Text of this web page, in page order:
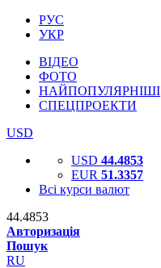
РУС
УКР
ВІДЕО
ФОТО
НАЙПОПУЛЯРНІШІ
СПЕЦПРОЕКТИ
USD
USD 44.4853
EUR 51.3357
Всі курси валют
44.4853
Авторизація
Пошук
RU